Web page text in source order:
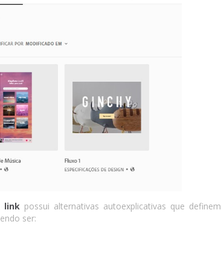
link possui alternativas autoexplicativas que definem
ser: